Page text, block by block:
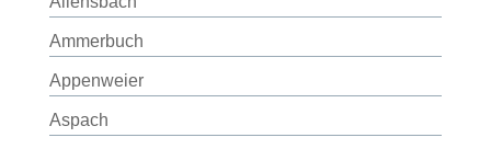
Ammerbuch
Appenweier
Aspach